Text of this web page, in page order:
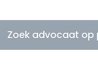
Zoek advocaat